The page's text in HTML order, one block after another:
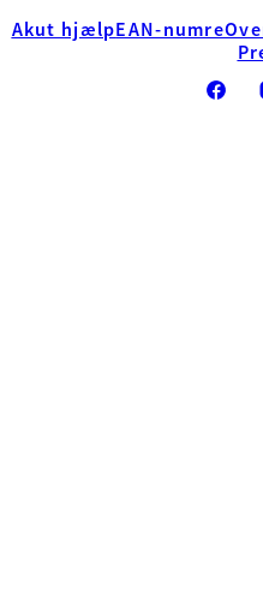
Akut hjælpEAN-numre